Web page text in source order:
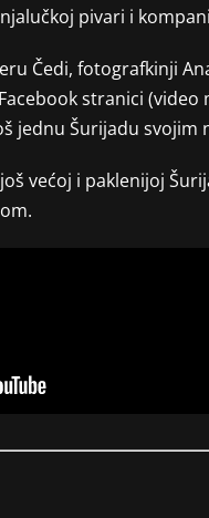
pivari i
Čedi, fotografkinji
stranici (video
jednu Šurijadu
većoj i paklenijoj